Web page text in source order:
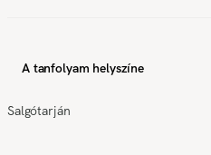
A tanfolyam helyszíne
Salgótarján